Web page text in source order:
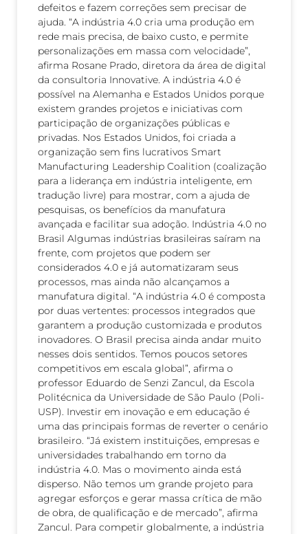
defeitos e fazem correções sem precisar de
ajuda. “A indústria 4.0 cria uma produção em
rede mais precisa, de baixo custo, e permite
personalizações em massa com velocidade”,
afirma Rosane Prado, diretora da área de digital
da consultoria Innovative. A indústria 4.0 é
possível na Alemanha e Estados Unidos porque
existem grandes projetos e iniciativas com
participação de organizações públicas e
privadas. Nos Estados Unidos, foi criada a
organização sem fins lucrativos Smart
Manufacturing Leadership Coalition (coalização
para a liderança em indústria inteligente, em
tradução livre) para mostrar, com a ajuda de
pesquisas, os benefícios da manufatura
avançada e facilitar sua adoção. Indústria 4.0 no
Brasil Algumas indústrias brasileiras saíram na
frente, com projetos que podem ser
considerados 4.0 e já automatizaram seus
processos, mas ainda não alcançamos a
manufatura digital. “A indústria 4.0 é composta
por duas vertentes: processos integrados que
garantem a produção customizada e produtos
inovadores. O Brasil precisa ainda andar muito
nesses dois sentidos. Temos poucos setores
competitivos em escala global”, afirma o
professor Eduardo de Senzi Zancul, da Escola
Politécnica da Universidade de São Paulo (Poli-
USP). Investir em inovação e em educação é
uma das principais formas de reverter o cenário
brasileiro. “Já existem instituições, empresas e
universidades trabalhando em torno da
indústria 4.0. Mas o movimento ainda está
disperso. Não temos um grande projeto para
agregar esforços e gerar massa crítica de mão
de obra, de qualificação e de mercado”, afirma
Zancul. Para competir globalmente, a indústria